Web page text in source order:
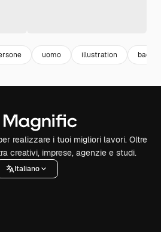
uomo illustration
realizzare i tuoi migliori lavori. Oltre
creativi, imprese, agenzie e studi.
Italiano